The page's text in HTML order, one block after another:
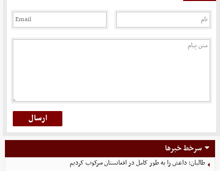
سرخط خبرها
طالبان: داعش را به طور کامل در افغانستان سرکوب کردیم